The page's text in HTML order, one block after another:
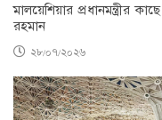
মালয়েশিয়ার প্রধানমন্ত্রীর
রহমান
২৮/০৭/২০২৬